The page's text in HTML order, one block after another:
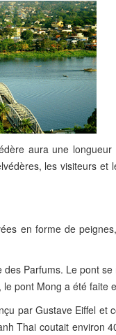
aura une
les visiteurs et
en forme de
Parfums. Le pont
pont Mong a été faite
par Gustave Eiffel et
Thai coutait environ